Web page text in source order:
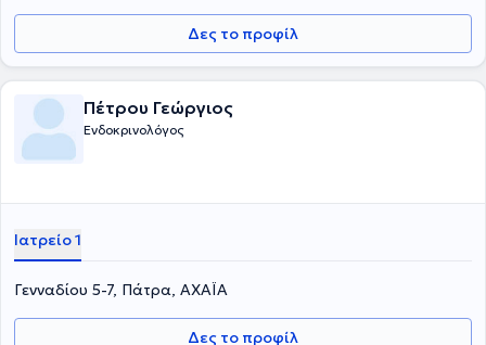
Δες το προφίλ
Πέτρου Γεώργιος
Ενδοκρινολόγος
Ιατρείο 1
Γενναδίου 5-7, Πάτρα, ΑΧΑΪΑ
Δες το προφίλ